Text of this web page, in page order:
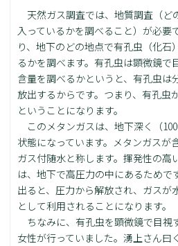
天然ガス調査では、地質調査（ど
入っているかを調べること）が必要
り、地下のどの地点で有孔虫（化石
るかを調べます。有孔虫は顕微鏡で
含量を調べるかというと、有孔虫は
放出するからです。つまり、有孔虫
ということになります。
このメタンガスは、地下深く（
状態になっています。メタンガスが
ガス付随水と称します。揮発性の高
は、地下で高圧力の中にあるためで
出ると、圧力から解放され、ガスが
として利用されることになります。
ちなみに、有孔虫を顕微鏡で目視
女性が行っていました。湧上さん曰